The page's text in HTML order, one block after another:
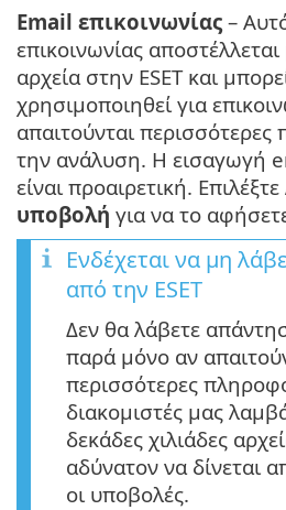
Email επικοινωνίας –
επικοινωνίας
αρχεία στην ESET και
χρησιμοποιηθεί για
απαιτούνται περισσότερες
την ανάλυση. Η εισαγωγή
είναι προαιρετική. Επιλέξτε
υποβολή για να το
Ενδέχεται να μη
από την ESET
Δεν θα λάβετε
παρά μόνο αν
περισσότερες
διακομιστές μας
δεκάδες χιλιάδες
αδύνατον να δίνεται
οι υποβολές.